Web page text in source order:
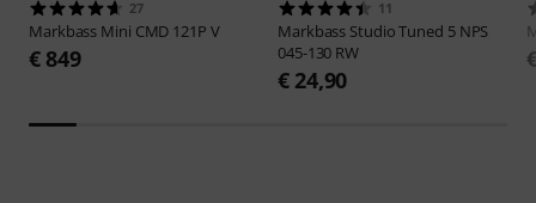
27
Markbass Mini CMD 121P V
€ 849
11
Markbass Studio Tuned 5 NPS
045-130 RW
€ 24,90